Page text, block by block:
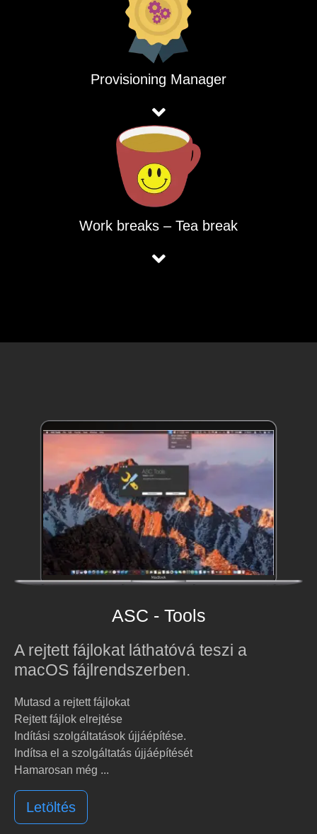
Provisioning Manager
Work breaks – Tea break
ASC - Tools
A rejtett fájlokat láthatóvá teszi a
macOS fájlrendszerben.
Mutasd a rejtett fájlokat
Rejtett fájlok elrejtése
Indítási szolgáltatások újjáépítése.
Indítsa el a szolgáltatás újjáépítését
Hamarosan még ...
Letöltés